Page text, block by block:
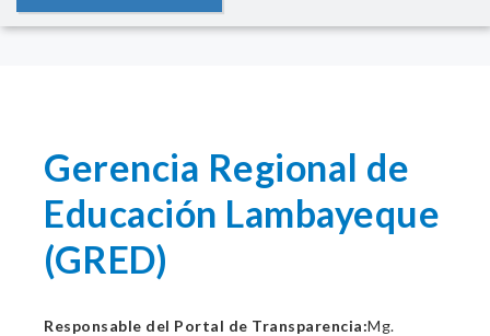
Gerencia Regional de
Educación Lambayeque
(GRED)
Responsable del Portal de Transparencia:Mg.